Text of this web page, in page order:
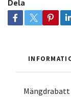
Dela
Mängdrabatt